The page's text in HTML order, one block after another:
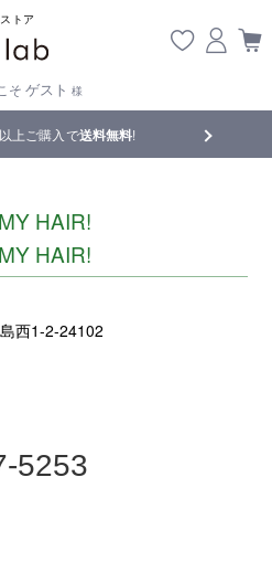
トア
そ ゲスト 様
購入で送料無料! 【重要】熊本地
HAIR!
HAIR!
西1-2-24102
5253